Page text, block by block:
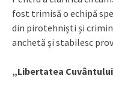
fost trimisă o echipă
din pirotehniști și
anchetă și stabilesc
„Libertatea